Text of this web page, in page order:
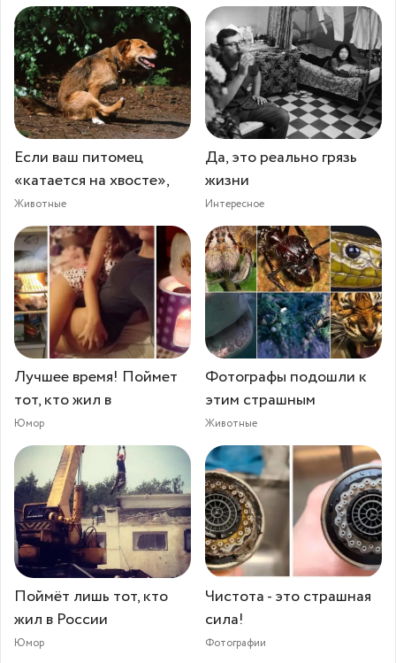
Если ваш питомец
«катается на хвосте»,
Животные
Да, это реально грязь
жизни
Интересное
Лучшее время! Поймет
тот, кто жил в
Юмор
Фотографы подошли к
этим страшным
Животные
Поймёт лишь тот, кто
жил в России
Юмор
Чистота - это страшная
сила!
Фотографии